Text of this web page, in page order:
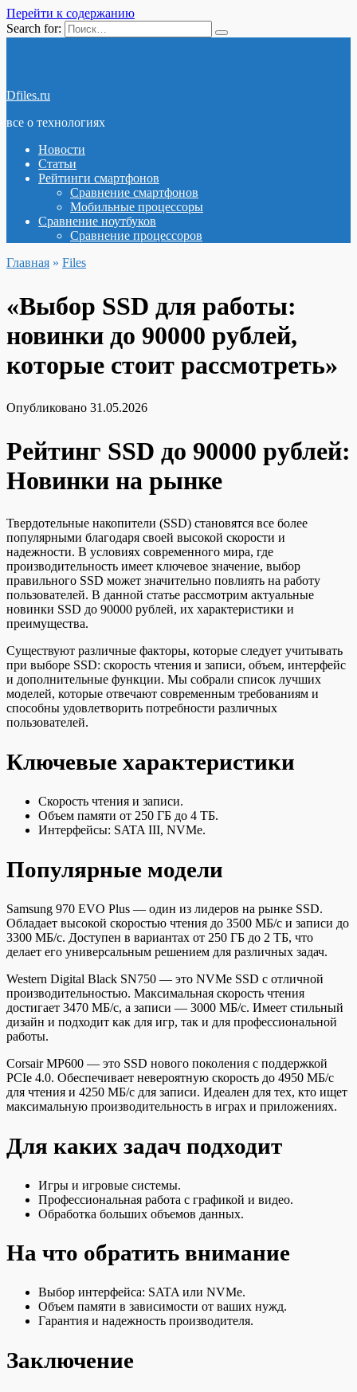
Перейти к содержанию
Search for:
Dfiles.ru
все о технологиях
Новости
Статьи
Рейтинги смартфонов
Сравнение смартфонов
Мобильные процессоры
Сравнение ноутбуков
Сравнение процессоров
Главная » Files
«Выбор SSD для работы:
новинки до 90000 рублей,
которые стоит рассмотреть»
Опубликовано 31.05.2026
Рейтинг SSD до 90000 рублей:
Новинки на рынке
Твердотельные накопители (SSD) становятся все более
популярными благодаря своей высокой скорости и
надежности. В условиях современного мира, где
производительность имеет ключевое значение, выбор
правильного SSD может значительно повлиять на работу
пользователей. В данной статье рассмотрим актуальные
новинки SSD до 90000 рублей, их характеристики и
преимущества.
Существуют различные факторы, которые следует учитывать
при выборе SSD: скорость чтения и записи, объем, интерфейс
и дополнительные функции. Мы собрали список лучших
моделей, которые отвечают современным требованиям и
способны удовлетворить потребности различных
пользователей.
Ключевые характеристики
Скорость чтения и записи.
Объем памяти от 250 ГБ до 4 ТБ.
Интерфейсы: SATA III, NVMe.
Популярные модели
Samsung 970 EVO Plus — один из лидеров на рынке SSD.
Обладает высокой скоростью чтения до 3500 МБ/с и записи до
3300 МБ/с. Доступен в вариантах от 250 ГБ до 2 ТБ, что
делает его универсальным решением для различных задач.
Western Digital Black SN750 — это NVMe SSD с отличной
производительностью. Максимальная скорость чтения
достигает 3470 МБ/с, а записи — 3000 МБ/с. Имеет стильный
дизайн и подходит как для игр, так и для профессиональной
работы.
Corsair MP600 — это SSD нового поколения с поддержкой
PCIe 4.0. Обеспечивает невероятную скорость до 4950 МБ/с
для чтения и 4250 МБ/с для записи. Идеален для тех, кто ищет
максимальную производительность в играх и приложениях.
Для каких задач подходит
Игры и игровые системы.
Профессиональная работа с графикой и видео.
Обработка больших объемов данных.
На что обратить внимание
Выбор интерфейса: SATA или NVMe.
Объем памяти в зависимости от ваших нужд.
Гарантия и надежность производителя.
Заключение